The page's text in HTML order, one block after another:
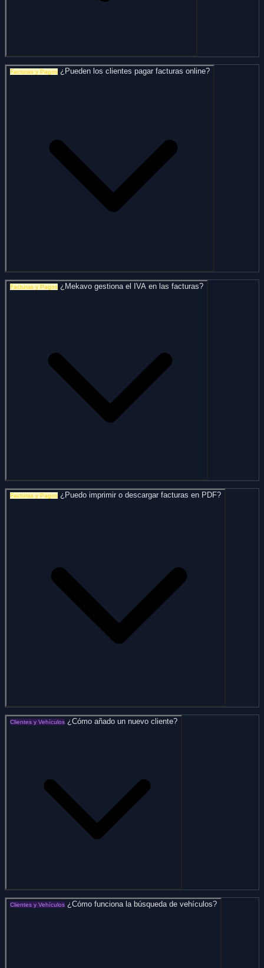
Facturas y Pagos ¿Pueden los clientes pagar facturas online?
Facturas y Pagos ¿Mekavo gestiona el IVA en las facturas?
Facturas y Pagos ¿Puedo imprimir o descargar facturas en PDF?
Clientes y Vehículos ¿Cómo añado un nuevo cliente?
Clientes y Vehículos ¿Cómo funciona la búsqueda de vehículos?